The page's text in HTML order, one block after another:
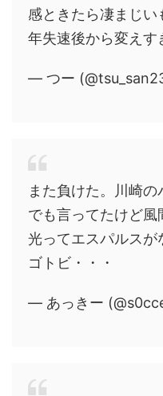
感ときたら凄まじ
年失速後から変えす
— つー
また負けた。川崎
でも言ってたけど
光ってエスパルスが
ゴトビ・・・
— あっきー